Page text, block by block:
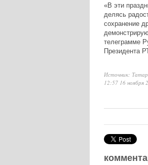
«В эти
делясь
сохранение
телеграмме
Президента
Источник:
12:57 16 ноября